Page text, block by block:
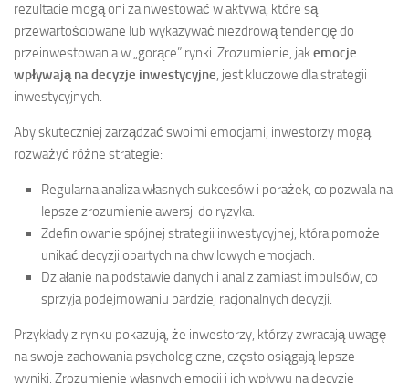
rezultacie mogą oni zainwestować w aktywa, które są
przewartościowane lub wykazywać niezdrową tendencję do
przeinwestowania w „gorące” rynki. Zrozumienie, jakemocje
wpływają na decyzje inwestycyjne, jest kluczowe dla strategii
inwestycyjnych.
Aby skuteczniej zarządzać swoimi emocjami, inwestorzy mogą
rozważyć różne strategie:
Regularna analiza własnych sukcesów i porażek, co pozwala na
lepsze zrozumienie awersji do ryzyka.
Zdefiniowanie spójnej strategii inwestycyjnej, która pomoże
unikać decyzji opartych na chwilowych emocjach.
Działanie na podstawie danych i analiz zamiast impulsów, co
sprzyja podejmowaniu bardziej racjonalnych decyzji.
Przykłady z rynku pokazują, że inwestorzy, którzy zwracają uwagę
na swoje zachowania psychologiczne, często osiągają lepsze
wyniki. Zrozumienie własnych emocji i ich wpływu na decyzje